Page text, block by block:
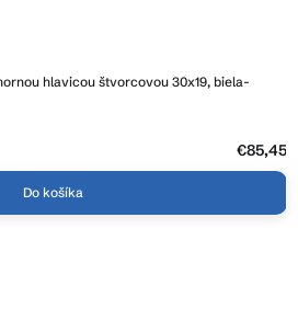
hlavicou štvorcovou 30x19, biela-
€85,45
Do košíka